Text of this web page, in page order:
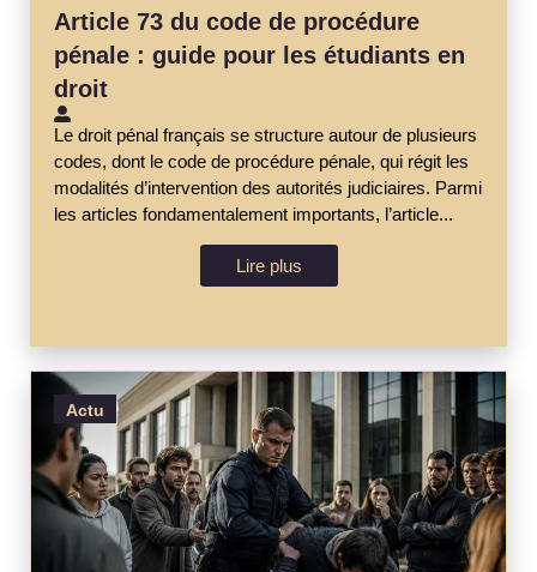
Article 73 du code de procédure
pénale : guide pour les étudiants en
droit
Le droit pénal français se structure autour de plusieurs
codes, dont le code de procédure pénale, qui régit les
modalités d’intervention des autorités judiciaires. Parmi
les articles fondamentalement importants, l’article...
Lire plus
Actu